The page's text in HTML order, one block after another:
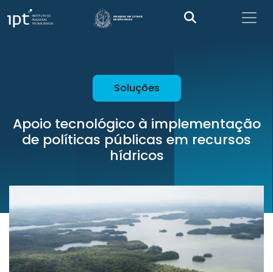
Soluções
Apoio tecnológico à implementação
de políticas públicas em recursos
hídricos